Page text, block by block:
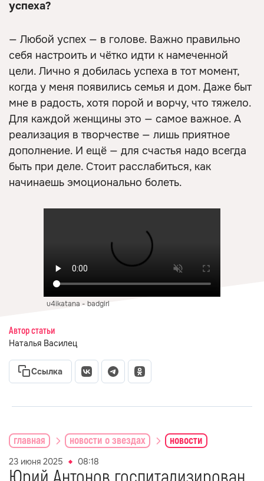
успеха?
— Любой успех — в голове. Важно правильно
себя настроить и чётко идти к намеченной
цели. Лично я добилась успеха в тот момент,
когда у меня появились семья и дом. Даже быт
мне в радость, хотя порой и ворчу, что тяжело.
Для каждой женщины это — самое важное. А
реализация в творчестве — лишь приятное
дополнение. И ещё — для счастья надо всегда
быть при деле. Стоит расслабиться, как
начинаешь эмоционально болеть.
u4ikatana - badgirl
Автор статьи
Наталья Василец
Ссылка
главная новости о звездах новости
23 июня 2025 08:18